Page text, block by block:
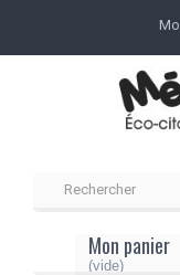
Mon panier
(vide)